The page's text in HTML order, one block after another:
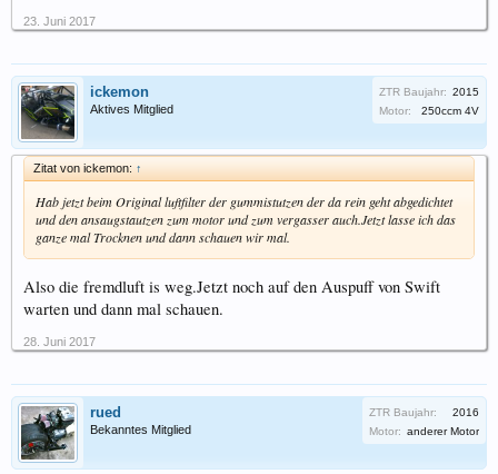
23. Juni 2017
ickemon
Aktives Mitglied
ZTR Baujahr: 2015
Motor:
250ccm 4V
Zitat von ickemon: ↑
Hab jetzt beim Original luftfilter der gummistutzen der da rein geht abgedichtet
und den ansaugstautzen zum motor und zum vergasser auch.Jetzt lasse ich das
ganze mal Trocknen und dann schauen wir mal.
Also die fremdluft is weg.Jetzt noch auf den Auspuff von Swift
warten und dann mal schauen.
28. Juni 2017
rued
Bekanntes Mitglied
ZTR Baujahr:
2016
Motor: anderer Motor